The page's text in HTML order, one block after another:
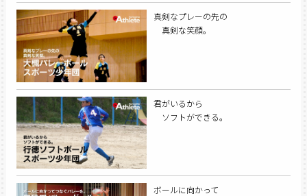
真剣なプレーの先の
真剣な笑顔。
君がいるから
ソフトができる。
ボールに向かって